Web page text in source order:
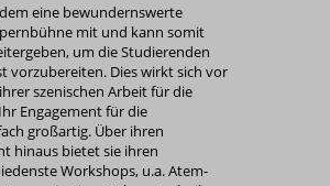
eine bewundernswerte
mit und kann somit
um die Studierenden
vorzubereiten. Dies wirkt sich vor
szenischen Arbeit für die
Engagement für die
großartig. Über ihren
hinaus bietet sie ihren
Workshops, u.a. Atem-